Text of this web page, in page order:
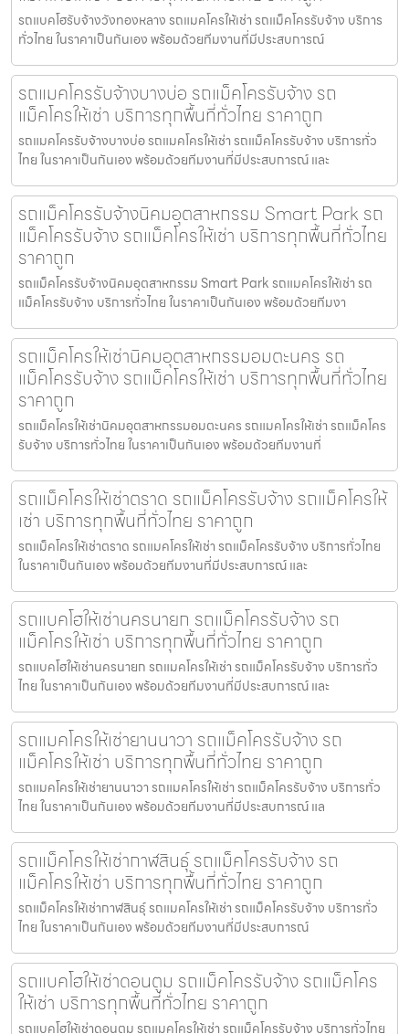
รถแบคโฮรับจ้างวังทองหลาง รถแมคโครให้เช่า รถแม็คโครรับจ้าง บริการ
ทั่วไทย ในราคาเป็นกันเอง พร้อมด้วยทีมงานที่มีประสบการณ์
รถแมคโครรับจ้างบางบ่อ รถแม็คโครรับจ้าง รถ
แม็คโครให้เช่า บริการทุกพื้นที่ทั่วไทย ราคาถูก
รถแมคโครรับจ้างบางบ่อ รถแมคโครให้เช่า รถแม็คโครรับจ้าง บริการทั่ว
ไทย ในราคาเป็นกันเอง พร้อมด้วยทีมงานที่มีประสบการณ์ และ
รถแม็คโครรับจ้างนิคมอุตสาหกรรม Smart Park รถ
แม็คโครรับจ้าง รถแม็คโครให้เช่า บริการทุกพื้นที่ทั่วไทย
ราคาถูก
รถแม็คโครรับจ้างนิคมอุตสาหกรรม Smart Park รถแมคโครให้เช่า รถ
แม็คโครรับจ้าง บริการทั่วไทย ในราคาเป็นกันเอง พร้อมด้วยทีมงา
รถแม็คโครให้เช่านิคมอุตสาหกรรมอมตะนคร รถ
แม็คโครรับจ้าง รถแม็คโครให้เช่า บริการทุกพื้นที่ทั่วไทย
ราคาถูก
รถแม็คโครให้เช่านิคมอุตสาหกรรมอมตะนคร รถแมคโครให้เช่า รถแม็คโคร
รับจ้าง บริการทั่วไทย ในราคาเป็นกันเอง พร้อมด้วยทีมงานที่
รถแม็คโครให้เช่าตราด รถแม็คโครรับจ้าง รถแม็คโครให้
เช่า บริการทุกพื้นที่ทั่วไทย ราคาถูก
รถแม็คโครให้เช่าตราด รถแมคโครให้เช่า รถแม็คโครรับจ้าง บริการทั่วไทย
ในราคาเป็นกันเอง พร้อมด้วยทีมงานที่มีประสบการณ์ และ
รถแบคโฮให้เช่านครนายก รถแม็คโครรับจ้าง รถ
แม็คโครให้เช่า บริการทุกพื้นที่ทั่วไทย ราคาถูก
รถแบคโฮให้เช่านครนายก รถแมคโครให้เช่า รถแม็คโครรับจ้าง บริการทั่ว
ไทย ในราคาเป็นกันเอง พร้อมด้วยทีมงานที่มีประสบการณ์ และ
รถแมคโครให้เช่ายานนาวา รถแม็คโครรับจ้าง รถ
แม็คโครให้เช่า บริการทุกพื้นที่ทั่วไทย ราคาถูก
รถแมคโครให้เช่ายานนาวา รถแมคโครให้เช่า รถแม็คโครรับจ้าง บริการทั่ว
ไทย ในราคาเป็นกันเอง พร้อมด้วยทีมงานที่มีประสบการณ์ แล
รถแม็คโครให้เช่ากาฬสินธุ์ รถแม็คโครรับจ้าง รถ
แม็คโครให้เช่า บริการทุกพื้นที่ทั่วไทย ราคาถูก
รถแม็คโครให้เช่ากาฬสินธุ์ รถแมคโครให้เช่า รถแม็คโครรับจ้าง บริการทั่ว
ไทย ในราคาเป็นกันเอง พร้อมด้วยทีมงานที่มีประสบการณ์
รถแบคโฮให้เช่าดอนตูม รถแม็คโครรับจ้าง รถแม็คโคร
ให้เช่า บริการทุกพื้นที่ทั่วไทย ราคาถูก
รถแบคโฮให้เช่าดอนตูม รถแมคโครให้เช่า รถแม็คโครรับจ้าง บริการทั่วไทย